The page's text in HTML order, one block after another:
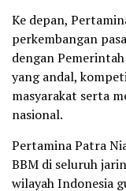
Ke depan,
perkembangan
dengan
yang andal,
masyarakat serta
nasional.
Pertamina Patra
BBM di seluruh
wilayah Indonesia